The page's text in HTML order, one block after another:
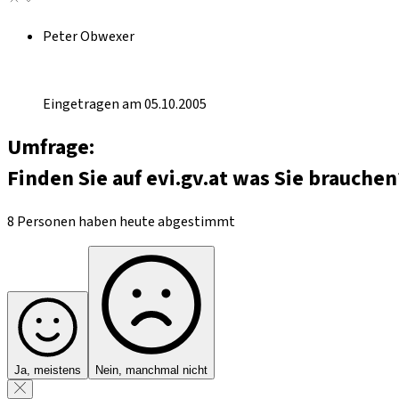
Peter Obwexer
Eingetragen am 05.10.2005
Umfrage:
Finden Sie auf evi.gv.at was Sie
8 Personen haben heute abgestimmt
Ja, meistens Nein, manchmal nicht